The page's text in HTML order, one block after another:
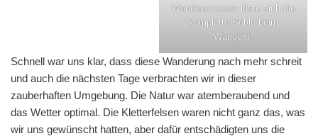
Wanderschuhen löste sich die
komplette Sohle beim
Wandern.
Schnell war uns klar, dass diese Wanderung nach mehr schreit
und auch die nächsten Tage verbrachten wir in dieser
zauberhaften Umgebung. Die Natur war atemberaubend und
das Wetter optimal. Die Kletterfelsen waren nicht ganz das, was
wir uns gewünscht hatten, aber dafür entschädigten uns die